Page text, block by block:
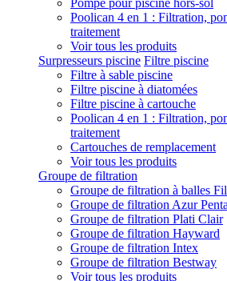
Pompe pour piscine hors-sol
Poolican 4 en 1 : Filtration,
traitement
Voir tous les produits
Surpresseurs piscine Filtre piscine
Filtre à sable piscine
Filtre piscine à diatomées
Filtre piscine à cartouche
Poolican 4 en 1 : Filtration,
traitement
Cartouches de remplacement
Voir tous les produits
Groupe de filtration
Groupe de filtration à balles
Groupe de filtration Azur
Groupe de filtration Plati Clair
Groupe de filtration Hayward
Groupe de filtration Intex
Groupe de filtration Bestway
Voir tous les produits